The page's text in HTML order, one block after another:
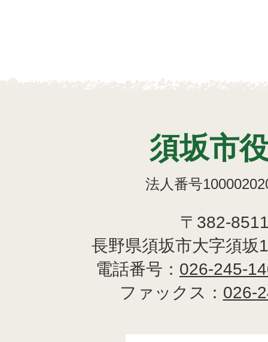
須坂市
法人番号
〒382-
長野県須坂市大字須坂
電話番号： 026-245-
ファックス： 026-